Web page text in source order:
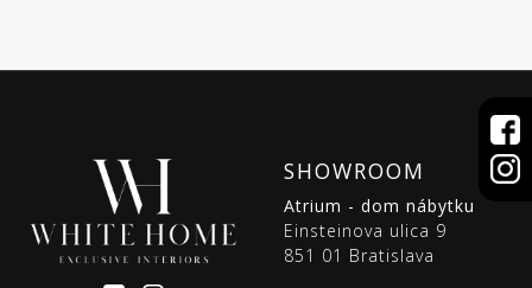
SHOWROOM
Atrium - dom nábytku
Einsteinova ulica 9
851 01 Bratislava